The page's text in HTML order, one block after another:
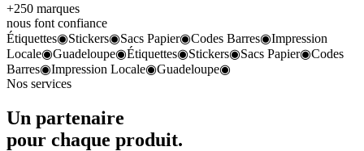
+250 marques
nous font confiance
Étiquettes◉Stickers◉Sacs Papier◉Codes Barres◉Impression
Locale◉Guadeloupe◉Étiquettes◉Stickers◉Sacs Papier◉Codes
Barres◉Impression Locale◉Guadeloupe◉
Nos services
Un partenaire
pour chaque produit.